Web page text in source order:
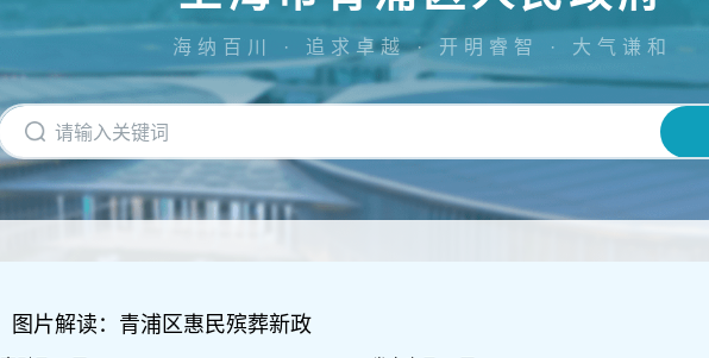
海纳百川 · 追求卓越 · 开明睿智 · 大气谦和
图片解读：青浦区惠民殡葬新政